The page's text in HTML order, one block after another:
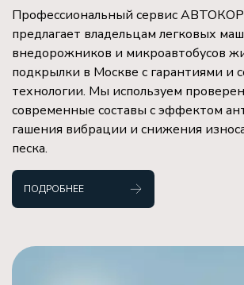
Профессиональный сервис
предлагает владельцам легковых
внедорожников и микроавтобусов
подкрылки в Москве с гарантиями и
технологии. Мы используем
современные составы с эффектом
гашения вибрации и снижения
песка.
ПОДРОБНЕЕ